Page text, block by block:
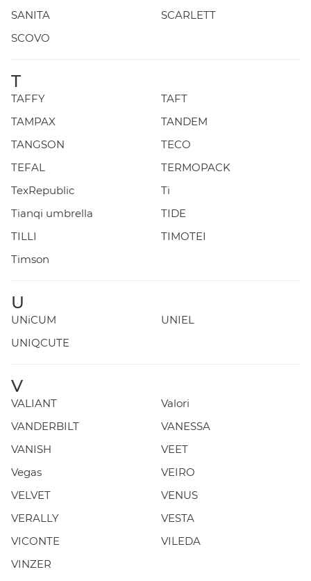
SANITA
SCARLETT
SCOVO
T
TAFFY
TAFT
TAMPAX
TANDEM
TANGSON
TECO
TEFAL
TERMOPACK
TexRepublic
Ti
Tianqi umbrella
TIDE
TILLI
TIMOTEI
Timson
U
UNiCUM
UNIEL
UNIQCUTE
V
VALIANT
Valori
VANDERBILT
VANESSA
VANISH
VEET
Vegas
VEIRO
VELVET
VENUS
VERALLY
VESTA
VICONTE
VILEDA
VINZER